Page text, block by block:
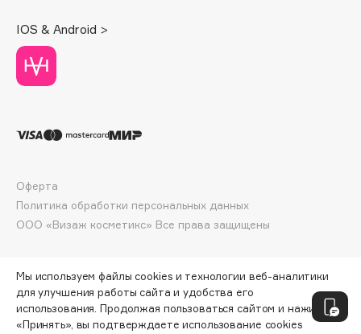
Dior
Divage
Dolce & Gabbana
DP Daily Perfection
Dr.Althea
Dr.Ceuracle
Dyson
IOS & Android >
ООО «Визаж косметикс» Все права защищены
Оферта
Политика обработки персональных данных
Мы используем файлы cookies и технологии веб-аналитики
для улучшения работы сайта и удобства его
использования. Продолжая пользоваться сайтом и нажимая
«Принять», вы подтверждаете использование cookies